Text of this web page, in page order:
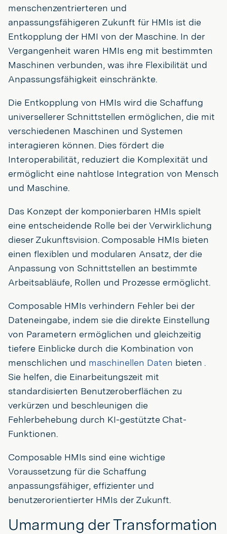
menschenzentrierteren und
anpassungsfähigeren Zukunft für HMIs ist die
Entkopplung der HMI von der Maschine. In der
Vergangenheit waren HMIs eng mit bestimmten
Maschinen verbunden, was ihre Flexibilität und
Anpassungsfähigkeit einschränkte.
Die Entkopplung von HMIs wird die Schaffung
universellerer Schnittstellen ermöglichen, die mit
verschiedenen Maschinen und Systemen
interagieren können. Dies fördert die
Interoperabilität, reduziert die Komplexität und
ermöglicht eine nahtlose Integration von Mensch
und Maschine.
Das Konzept der komponierbaren HMIs spielt
eine entscheidende Rolle bei der Verwirklichung
dieser Zukunftsvision. Composable HMIs bieten
einen flexiblen und modularen Ansatz, der die
Anpassung von Schnittstellen an bestimmte
Arbeitsabläufe, Rollen und Prozesse ermöglicht.
Composable HMIs verhindern Fehler bei der
Dateneingabe, indem sie die direkte Einstellung
von Parametern ermöglichen und gleichzeitig
tiefere Einblicke durch die Kombination von
menschlichen und maschinellen Daten bieten .
Sie helfen, die Einarbeitungszeit mit
standardisierten Benutzeroberflächen zu
verkürzen und beschleunigen die
Fehlerbehebung durch KI-gestützte Chat-
Funktionen.
Composable HMIs sind eine wichtige
Voraussetzung für die Schaffung
anpassungsfähiger, effizienter und
benutzerorientierter HMIs der Zukunft.
Umarmung der Transformation